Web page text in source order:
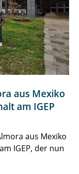
aus Mexiko
am IGEP
aus Mexiko
IGEP, der nun